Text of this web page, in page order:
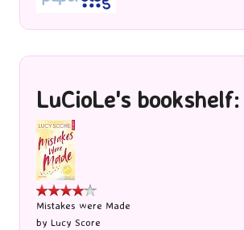
LuCioLe's
Mistakes were Made
by Lucy Score